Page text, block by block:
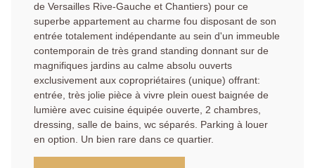
de Versailles Rive-Gauche et Chantiers) pour ce
superbe appartement au charme fou disposant de son
entrée totalement indépendante au sein d'un immeuble
contemporain de très grand standing donnant sur de
magnifiques jardins au calme absolu ouverts
exclusivement aux copropriétaires (unique) offrant:
entrée, très jolie pièce à vivre plein ouest baignée de
lumière avec cuisine équipée ouverte, 2 chambres,
dressing, salle de bains, wc séparés. Parking à louer
en option. Un bien rare dans ce quartier.